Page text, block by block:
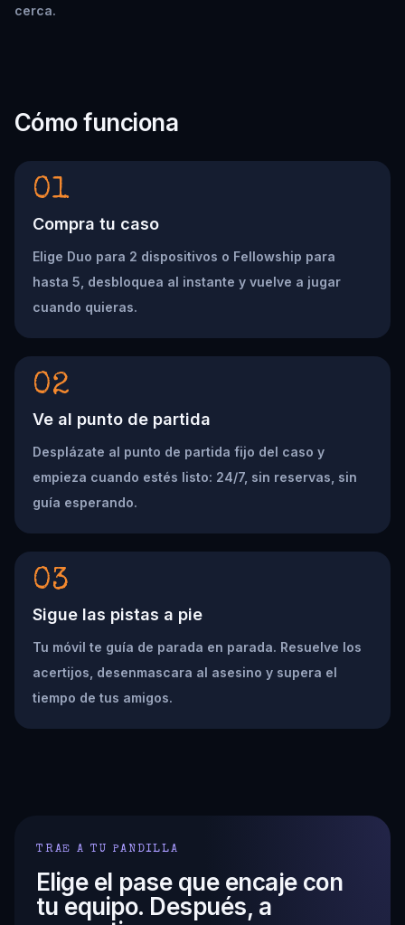
cerca.
Cómo funciona
01
Compra tu caso
Elige Duo para 2 dispositivos o Fellowship para
hasta 5, desbloquea al instante y vuelve a jugar
cuando quieras.
02
Ve al punto de partida
Desplázate al punto de partida fijo del caso y
empieza cuando estés listo: 24/7, sin reservas, sin
guía esperando.
03
Sigue las pistas a pie
Tu móvil te guía de parada en parada. Resuelve los
acertijos, desenmascara al asesino y supera el
tiempo de tus amigos.
TRAE A TU PANDILLA
Elige el pase que encaje con
tu equipo. Después, a